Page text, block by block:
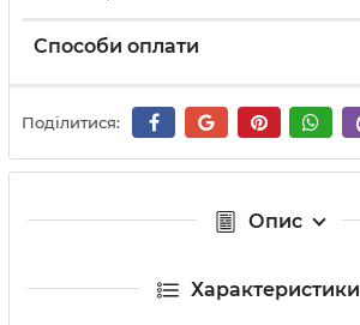
Способи оплати
Поділитися:
Опис
Характеристики